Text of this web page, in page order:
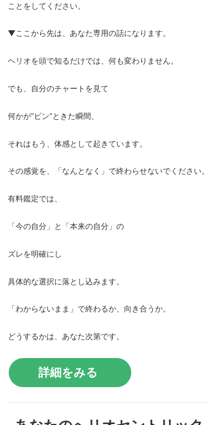
ことをしてください。
▼ここから先は、あなた専用の話になります。
ヘリオを頭で知るだけでは、何も変わりません。
でも、自分のチャートを見て
何かが”ピン”ときた瞬間、
それはもう、体感として起きています。
その感覚を、「なんとなく」で終わらせないでください。
有料鑑定では、
「今の自分」と「本来の自分」の
ズレを明確にし
具体的な選択に落とし込みます。
「わからないまま」で終わるか、向き合うか。
どうするかは、あなた次第です。
詳細をみる